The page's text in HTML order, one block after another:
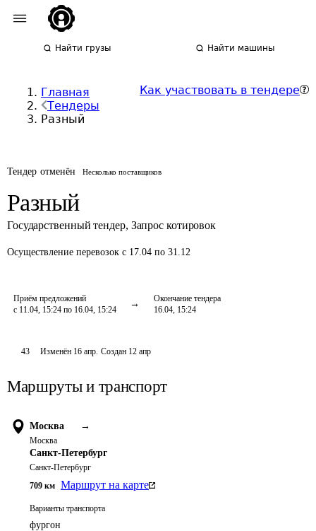
Найти грузы Найти машины
Главная
Тендеры
Разный
Как участвовать в тендере
Тендер отменён Несколько поставщиков
Разный
Государственный тендер, Запрос котировок
Осуществление перевозок с 17.04 по 31.12
Приём предложений
с 11.04, 15:24 по 16.04, 15:24
Окончание тендера
16.04, 15:24
43 Изменён 16 апр. Создан 12 апр
Маршруты и транспорт
Москва →
Москва
Санкт-Петербург
Санкт-Петербург
709 км Маршрут на карте
Варианты транспорта
фургон